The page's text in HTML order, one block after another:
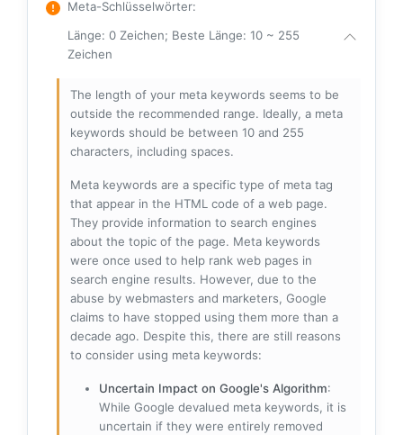
Meta-Schlüsselwörter:
Länge: 0 Zeichen; Beste Länge: 10 ~ 255
Zeichen
The length of your meta keywords seems to be
outside the recommended range. Ideally, a meta
keywords should be between 10 and 255
characters, including spaces.
Meta keywords are a specific type of meta tag
that appear in the HTML code of a web page.
They provide information to search engines
about the topic of the page. Meta keywords
were once used to help rank web pages in
search engine results. However, due to the
abuse by webmasters and marketers, Google
claims to have stopped using them more than a
decade ago. Despite this, there are still reasons
to consider using meta keywords:
Uncertain Impact on Google's Algorithm:
While Google devalued meta keywords, it is
uncertain if they were entirely removed